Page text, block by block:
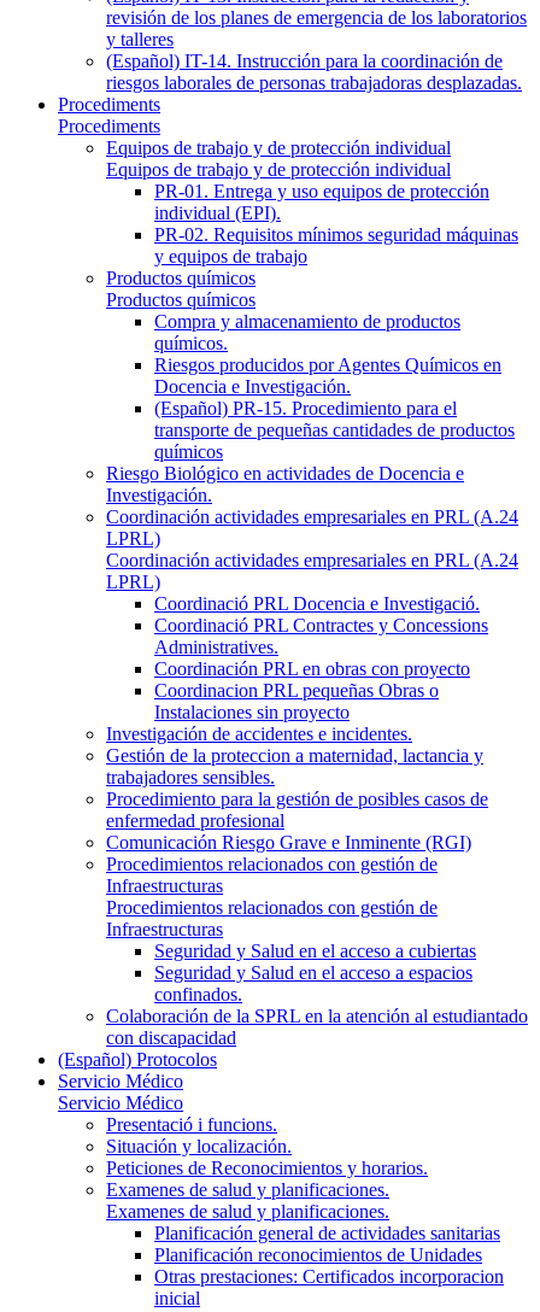
revisión de los planes de emergencia de los laboratorios
y talleres
(Español) IT-14. Instrucción para la coordinación de
riesgos laborales de personas trabajadoras desplazadas.
Procediments
Procediments
Equipos de trabajo y de protección individual
Equipos de trabajo y de protección individual
PR-01. Entrega y uso equipos de protección
individual (EPI).
PR-02. Requisitos mínimos seguridad máquinas
y equipos de trabajo
Productos químicos
Productos químicos
Compra y almacenamiento de productos
químicos.
Riesgos producidos por Agentes Químicos en
Docencia e Investigación.
(Español) PR-15. Procedimiento para el
transporte de pequeñas cantidades de productos
químicos
Riesgo Biológico en actividades de Docencia e
Investigación.
Coordinación actividades empresariales en PRL (A.24
LPRL)
Coordinación actividades empresariales en PRL (A.24
LPRL)
Coordinació PRL Docencia e Investigació.
Coordinació PRL Contractes y Concessions
Administratives.
Coordinación PRL en obras con proyecto
Coordinacion PRL pequeñas Obras o
Instalaciones sin proyecto
Investigación de accidentes e incidentes.
Gestión de la proteccion a maternidad, lactancia y
trabajadores sensibles.
Procedimiento para la gestión de posibles casos de
enfermedad profesional
Comunicación Riesgo Grave e Inminente (RGI)
Procedimientos relacionados con gestión de
Infraestructuras
Procedimientos relacionados con gestión de
Infraestructuras
Seguridad y Salud en el acceso a cubiertas
Seguridad y Salud en el acceso a espacios
confinados.
Colaboración de la SPRL en la atención al estudiantado
con discapacidad
(Español) Protocolos
Servicio Médico
Servicio Médico
Presentació i funcions.
Situación y localización.
Peticiones de Reconocimientos y horarios.
Examenes de salud y planificaciones.
Examenes de salud y planificaciones.
Planificación general de actividades sanitarias
Planificación reconocimientos de Unidades
Otras prestaciones: Certificados incorporacion
inicial